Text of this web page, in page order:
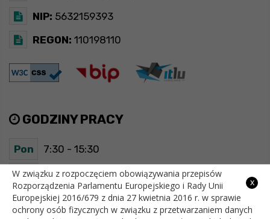
NIP: 5632159393
REGON: 110198110
GODZINY PRACY
Pon 7:30 - 15:30
Wt 7:30 - 15:30
Śr 7:30 - 15:30
x
W związku z rozpoczęciem obowiązywania przepisów
Rozporządzenia Parlamentu Europejskiego i Rady Unii
Europejskiej 2016/679 z dnia 27 kwietnia 2016 r. w sprawie
ochrony osób fizycznych w związku z przetwarzaniem danych